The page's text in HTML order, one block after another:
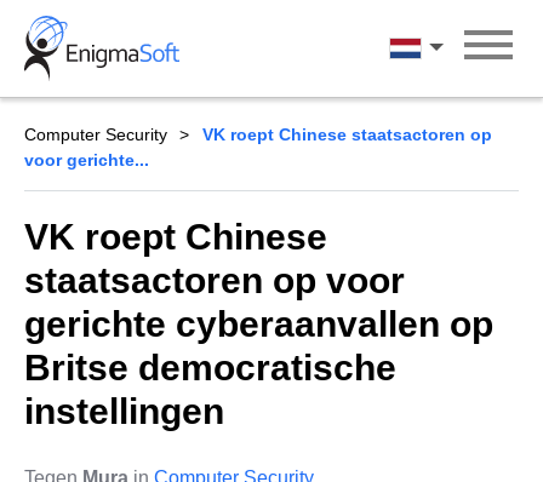
Skip
content
Nederlands
Computer Security
VK roept Chinese staatsactoren op
voor gerichte...
VK roept Chinese
staatsactoren op voor
gerichte cyberaanvallen op
Britse democratische
instellingen
Tegen Mura in Computer Security